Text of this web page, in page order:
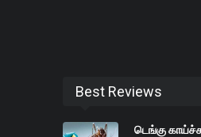
Best Reviews
டெங்கு